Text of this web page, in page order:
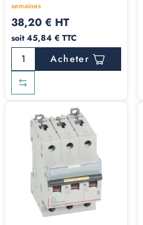
semaines
38,20 € HT
soit 45,84 € TTC
Acheter